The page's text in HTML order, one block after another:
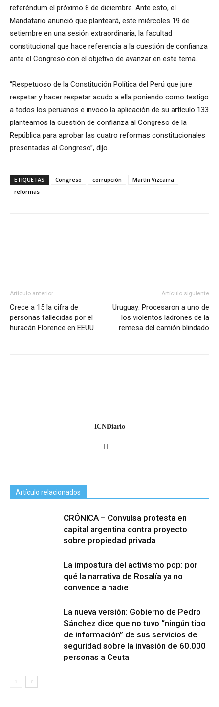
referéndum el próximo 8 de diciembre. Ante esto, el
Mandatario anunció que planteará, este miércoles 19 de
setiembre en una sesión extraordinaria, la facultad
constitucional que hace referencia a la cuestión de confianza
ante el Congreso con el objetivo de avanzar en este tema.
“Respetuoso de la Constitución Política del Perú que jure
respetar y hacer respetar acudo a ella poniendo como testigo
a todos los peruanos e invoco la aplicación de su artículo 133
planteamos la cuestión de confianza al Congreso de la
República para aprobar las cuatro reformas constitucionales
presentadas al Congreso”, dijo.
ETIQUETAS Congreso corrupción
Martín Vizcarra
reformas
Artículo anterior
Crece a 15 la cifra de
personas fallecidas por el
huracán Florence en EEUU
Artículo siguiente
Uruguay: Procesaron a uno de
los violentos ladrones de la
remesa del camión blindado
ICNDiario
Artículo relacionados
CRÓNICA – Convulsa protesta en
capital argentina contra proyecto
sobre propiedad privada
La impostura del activismo pop: por
qué la narrativa de Rosalía ya no
convence a nadie
La nueva versión: Gobierno de Pedro
Sánchez dice que no tuvo “ningún tipo
de información” de sus servicios de
seguridad sobre la invasión de 60.000
personas a Ceuta